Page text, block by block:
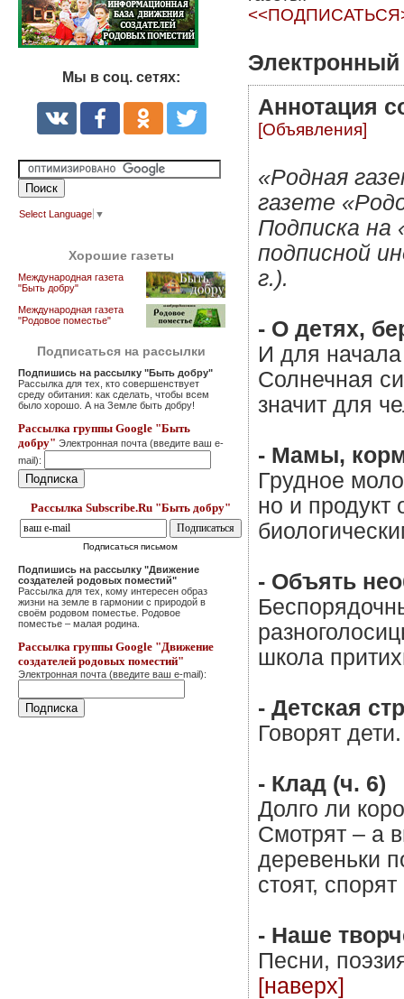
Мы в соц. сетях:
Select Language ▼
Хорошие газеты
Международная газета
"Быть добру"
Международная газета
"Родовое поместье"
Подписаться на рассылки
Подпишись на рассылку "Быть добру"
Рассылка для тех, кто совершенствует
среду обитания: как сделать, чтобы всем
было хорошо. А на Земле быть добру!
Рассылка группы Google "Быть
добру" Электронная почта (введите ваш e-
mail):
Рассылка Subscribe.Ru "Быть добру"
Подписаться письмом
Подпишись на рассылку "Движение
создателей родовых поместий"
Рассылка для тех, кому интересен образ
жизни на земле в гармонии с природой в
своём родовом поместье. Родовое
поместье – малая родина.
Рассылка группы Google "Движение
создателей родовых поместий"
Электронная почта (введите ваш e-mail):
Аннотация
[Объявления]
«Родная
газете
Подписка на
подписной
г.).
- О детях,
И для начала
Солнечная
значит для
- Мамы,
Грудное
но и
- Объять
школа
- Детская
Говорят
- Клад (ч. 6)
Долго ли
Смотрят – а
деревеньки
стоят,
- Наше
Песни,
[наверх]